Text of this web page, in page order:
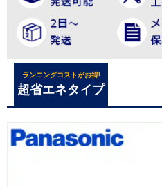
ランニングコストがお得!
超省エネタイプ